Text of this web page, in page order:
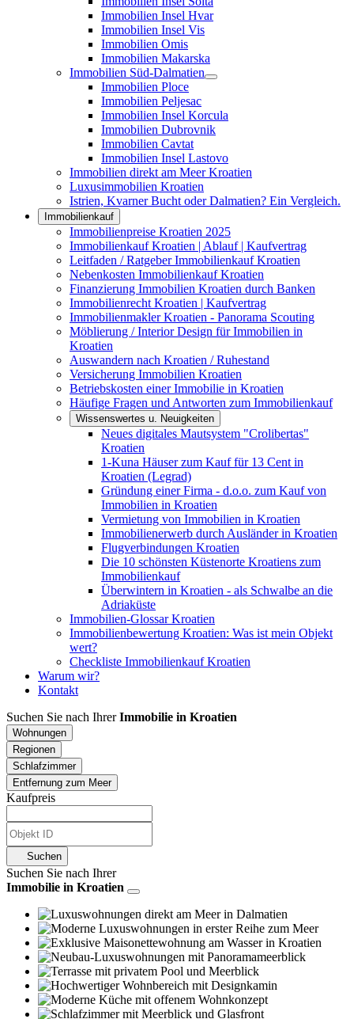
Immobilien Insel Hvar
Immobilien Insel Vis
Immobilien Omis
Immobilien Makarska
Immobilien Süd-Dalmatien
Immobilien Ploce
Immobilien Peljesac
Immobilien Insel Korcula
Immobilien Dubrovnik
Immobilien Cavtat
Immobilien Insel Lastovo
Immobilien direkt am Meer Kroatien
Luxusimmobilien Kroatien
Istrien, Kvarner Bucht oder Dalmatien? Ein Vergleich.
Immobilienkauf
Immobilienpreise Kroatien 2025
Immobilienkauf Kroatien | Ablauf | Kaufvertrag
Leitfaden / Ratgeber Immobilienkauf Kroatien
Nebenkosten Immobilienkauf Kroatien
Finanzierung Immobilien Kroatien durch Banken
Immobilienrecht Kroatien | Kaufvertrag
Immobilienmakler Kroatien - Panorama Scouting
Möblierung / Interior Design für Immobilien in
Kroatien
Auswandern nach Kroatien / Ruhestand
Versicherung Immobilien Kroatien
Betriebskosten einer Immobilie in Kroatien
Häufige Fragen und Antworten zum Immobilienkauf
Wissenswertes u. Neuigkeiten
Neues digitales Mautsystem "Crolibertas"
Kroatien
1-Kuna Häuser zum Kauf für 13 Cent in
Kroatien (Legrad)
Gründung einer Firma - d.o.o. zum Kauf von
Immobilien in Kroatien
Vermietung von Immobilien in Kroatien
Immobilienerwerb durch Ausländer in Kroatien
Flugverbindungen Kroatien
Die 10 schönsten Küstenorte Kroatiens zum
Immobilienkauf
Überwintern in Kroatien - als Schwalbe an die
Adriaküste
Immobilien-Glossar Kroatien
Immobilienbewertung Kroatien: Was ist mein Objekt
wert?
Checkliste Immobilienkauf Kroatien
Warum wir?
Kontakt
Suchen Sie nach IhrerImmobilie in Kroatien
Wohnungen
Regionen
Schlafzimmer
Entfernung zum Meer
Kaufpreis
Suchen
Suchen Sie nach Ihrer
Immobilie in Kroatien